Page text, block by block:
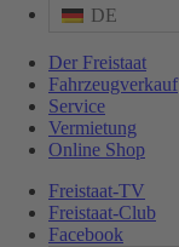
DE
Der Freistaat
Fahrzeugverkauf
Service
Vermietung
Online Shop
Freistaat-TV
Freistaat-Club
Facebook